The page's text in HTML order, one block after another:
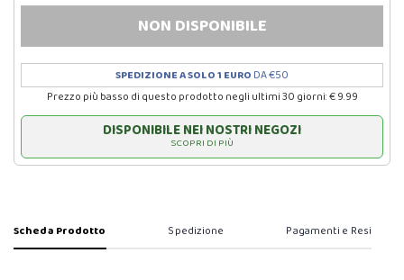
NON DISPONIBILE
SPEDIZIONE A SOLO 1 EURO DA €50
Prezzo più basso di questo prodotto negli ultimi 30 giorni: € 9.99
DISPONIBILE NEI NOSTRI NEGOZI
SCOPRI DI PIÙ
Scheda Prodotto Spedizione Pagamenti e Resi